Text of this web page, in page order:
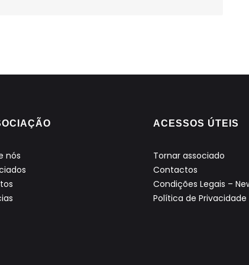
nós
ACESSOS ÚTEIS
Tornar associado
Contactos
Condições Legais –
Política de Privacidade